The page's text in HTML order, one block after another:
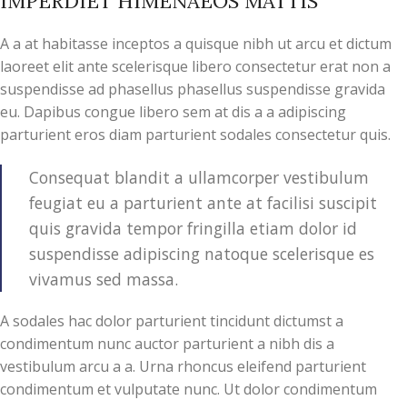
A a at habitasse inceptos a quisque nibh ut arcu et dictum
laoreet elit ante scelerisque libero consectetur erat non a
suspendisse ad phasellus phasellus suspendisse gravida
eu. Dapibus congue libero sem at dis a a adipiscing
parturient eros diam parturient sodales consectetur quis.
Consequat blandit a ullamcorper vestibulum
feugiat eu a parturient ante at facilisi suscipit
quis gravida tempor fringilla etiam dolor id
suspendisse adipiscing natoque scelerisque es
vivamus sed massa.
A sodales hac dolor parturient tincidunt dictumst a
condimentum nunc auctor parturient a nibh dis a
vestibulum arcu a a. Urna rhoncus eleifend parturient
condimentum et vulputate nunc. Ut dolor condimentum